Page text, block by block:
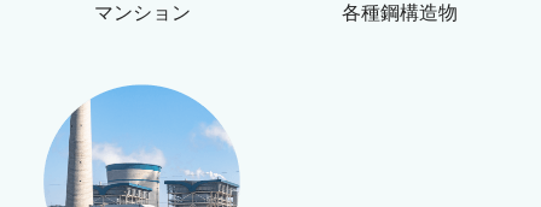
マンション 各種鋼構造物